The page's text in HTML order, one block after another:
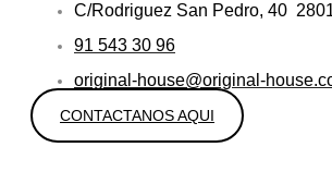
C/Rodriguez San Pedro, 40
91 543 30 96
original-house@original-
CONTACTANOS AQUI